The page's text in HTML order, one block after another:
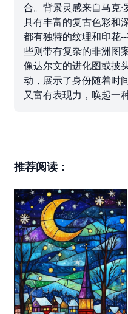
合。背景灵感来自马克
具有丰富的复古色彩和
都有独特的纹理和印花
些则带有复杂的非洲图
像达尔文的进化图或披
动，展示了身份随着时
又富有表现力，唤起一
推荐阅读：